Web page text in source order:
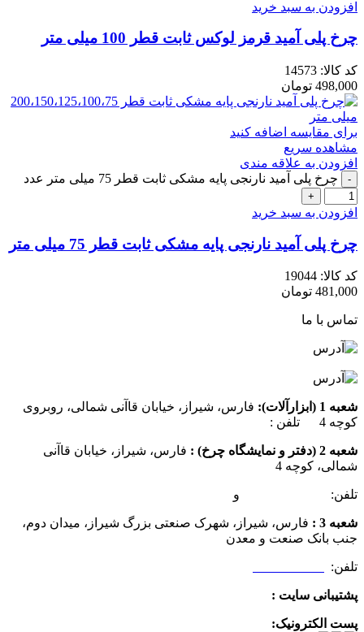
افزودن به سبد خرید
چرخ پلی آمید قرمز لوکس ثابت قطر 100 میلی متر
کد کالا: 14573
498,000 تومان
برای مقایسه اضافه کنید
مشاهده سریع
افزودن به علاقه مندی
چرخ پلی آمید نارنجی پایه مشکی ثابت قطر 75 میلی متر عدد
افزودن به سبد خرید
چرخ پلی آمید نارنجی پایه مشکی ثابت قطر 75 میلی متر
کد کالا: 19044
481,000 تومان
تماس با ما
شعبه 1 (ابزارآلات):
فارس، شیراز، خیابان قاآنی شمالی، روبروی
کوچه 4 تلفن :
شعبه 2 (دفتر و نمایشگاه چرخ) :
فارس، شیراز، خیابان قاآنی
شمالی، کوچه 4
تلفن: و
شعبه 3 :
فارس، شیراز، شهرک صنعتی بزرگ شیراز، میدان دوم،
جنب بانک صنعت و معدن
تلفن:
پشتیبانی سایت :
پست الکترونیک: